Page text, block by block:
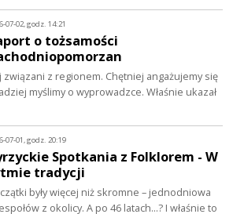
07-02, godz. 14:21
o tożsamości
związani z regionem. Chętniej angażujemy się
myślimy o wyprowadzce. Właśnie ukazał
07-01, godz. 20:19
Spotkania z Folklorem - W
tradycji
były więcej niż skromne – jednodniowa
z okolicy. A po 46 latach…? I właśnie to